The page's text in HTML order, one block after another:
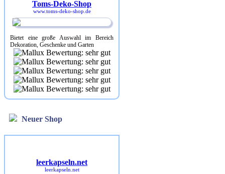
Toms-Deko-Shop
www.toms-deko-shop.de
Bietet eine große Auswahl im Bereich
Dekoration, Geschenke und Garten
Neuer Shop
leerkapseln.net
Bietet vegetarische und Gelatine-Kapseln in